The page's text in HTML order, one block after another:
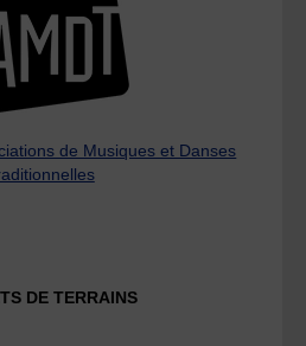
de Musiques et Danses
DE TERRAINS